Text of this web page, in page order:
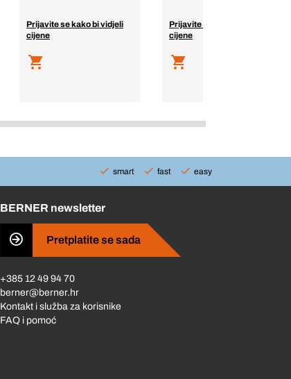
Prijavite se kako bi vidjeli
cijene
Prijavite se kako bi vidjeli
cijene
smart fast easy
BERNER newsletter
Pretplatite se sada
+385 12 49 94 70
berner@berner.hr
Kontakt i služba za korisnike
FAQ i pomoć